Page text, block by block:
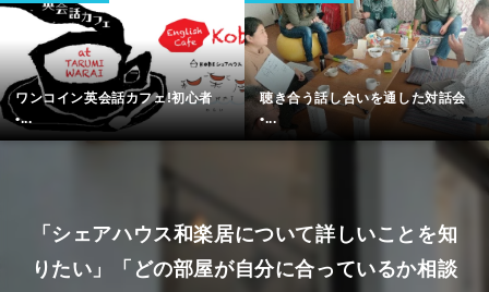
ワンコイン英会話カフェ!初心者
•...
聴き合う話し合いを通した対話会
•...
「シェアハウス和楽居について詳しいことを知
りたい」
「どの部屋が自分に合っているか相談